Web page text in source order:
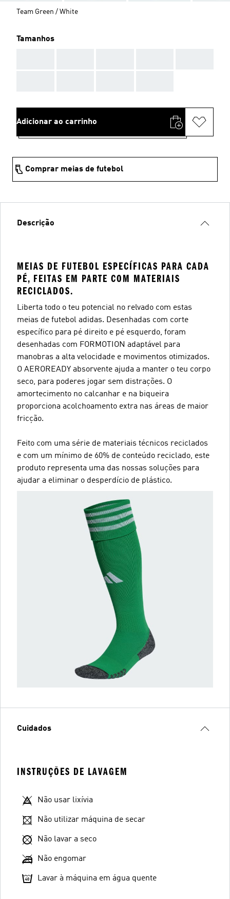
Team Green / White
Tamanhos
Adicionar ao carrinho
Comprar meias de futebol
Descrição
MEIAS DE FUTEBOL ESPECÍFICAS PARA CADA
PÉ, FEITAS EM PARTE COM MATERIAIS
RECICLADOS.
Liberta todo o teu potencial no relvado com estas
meias de futebol adidas. Desenhadas com corte
específico para pé direito e pé esquerdo, foram
desenhadas com FORMOTION adaptável para
manobras a alta velocidade e movimentos otimizados.
O AEROREADY absorvente ajuda a manter o teu corpo
seco, para poderes jogar sem distrações. O
amortecimento no calcanhar e na biqueira
proporciona acolchoamento extra nas áreas de maior
fricção.
Feito com uma série de materiais técnicos reciclados
e com um mínimo de 60% de conteúdo reciclado, este
produto representa uma das nossas soluções para
ajudar a eliminar o desperdício de plástico.
Cuidados
INSTRUÇÕES DE LAVAGEM
Não usar lixívia
Não utilizar máquina de secar
Não lavar a seco
Não engomar
Lavar à máquina em água quente